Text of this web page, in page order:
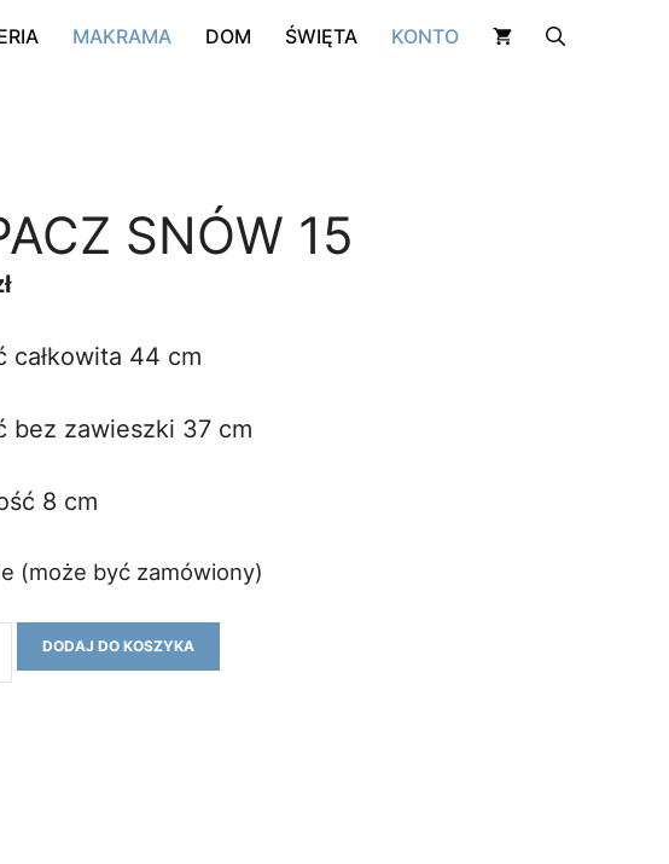
MAKRAMA DOM ŚWIĘTA KONTO
SNÓW 15
całkowita 44 cm
bez zawieszki 37 cm
8 cm
(może być zamówiony)
DODAJ DO KOSZYKA
15